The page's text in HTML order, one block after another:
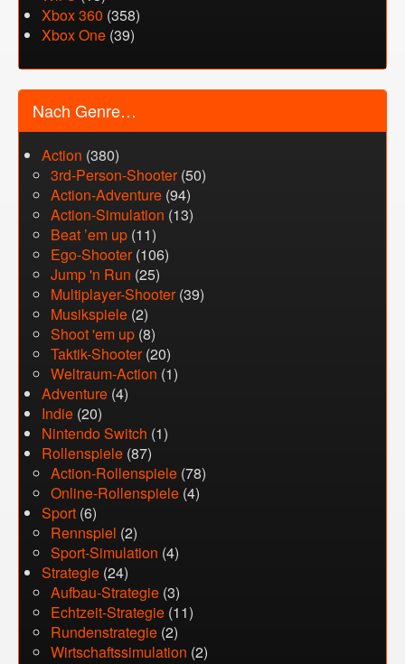
Xbox 360 (358)
Xbox One (39)
Nach Genre…
Action (380)
3rd-Person-Shooter(50)
Action-Adventure (94)
Action-Simulation (13)
Beat ’em up (11)
Ego-Shooter(106)
Jump 'n Run (25)
Multiplayer-Shooter(39)
Musikspiele (2)
Shoot 'em up (8)
Taktik-Shooter(20)
Weltraum-Action (1)
Adventure (4)
Indie (20)
Nintendo Switch (1)
Rollenspiele (87)
Action-Rollenspiele (78)
Online-Rollenspiele (4)
Sport (6)
Rennspiel (2)
Sport-Simulation (4)
Strategie (24)
Aufbau-Strategie (3)
Echtzeit-Strategie (11)
Rundenstrategie (2)
Wirtschaftssimulation (2)